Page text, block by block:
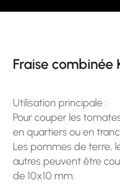
Fraise combinée
Utilisation principale :
Pour couper les
en quartiers ou en
Les pommes de terre,
autres peuvent être
de 10x10 mm.